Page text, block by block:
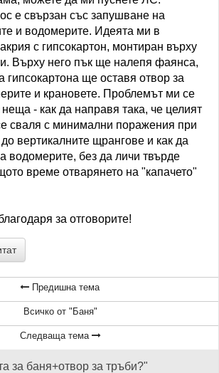
е свързан със запушване на
и водомерите. Идеята ми в
с гипсокартон, монтиран върху
Върху него пък ще налепя фаянса,
гипсокартона ще оставя отвор за
и крановете. Проблемът ми се
- как да направя така, че целият
сваля с минимални поражения при
вертикалните щрангове и как да
водомерите, без да личи твърде
време отварянето на "капачето"
за отговорите!
Предишна тема
Всичко от "Баня"
Следваща тема
за баня+отвор за тръби?"